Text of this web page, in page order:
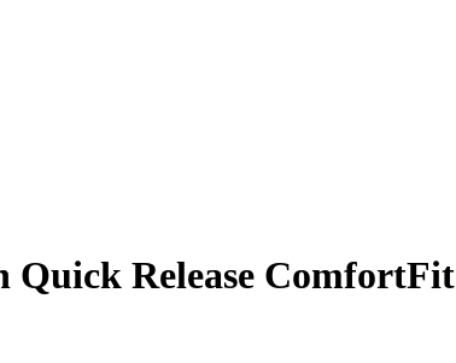
Quick Release ComfortFit